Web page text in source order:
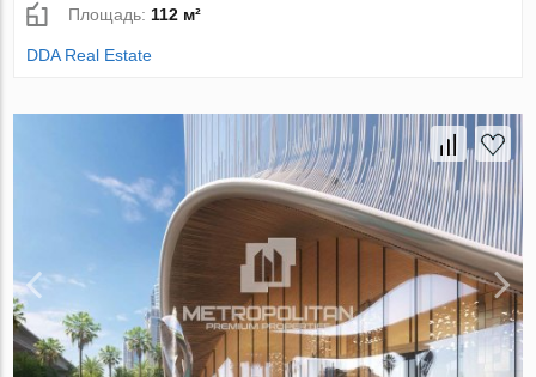
Площадь: 112 м²
DDA Real Estate